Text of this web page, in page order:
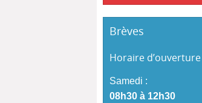
Brèves
Horaire d’ouverture
Samedi :
08h30 à 12h30